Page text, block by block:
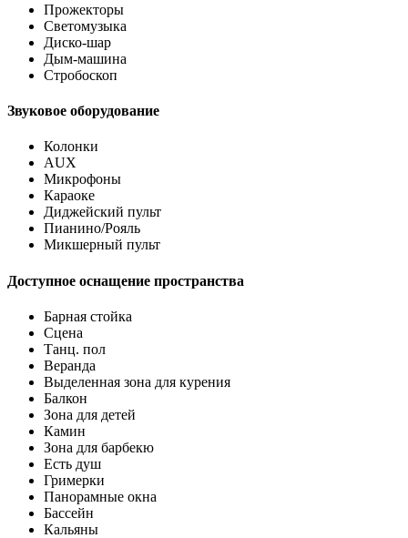
Прожекторы
Светомузыка
Диско-шар
Дым-машина
Стробоскоп
Звуковое оборудование
Колонки
AUX
Микрофоны
Караоке
Диджейский пульт
Пианино/Рояль
Микшерный пульт
Доступное оснащение пространства
Барная стойка
Сцена
Танц. пол
Веранда
Выделенная зона для курения
Балкон
Зона для детей
Камин
Зона для барбекю
Есть душ
Гримерки
Панорамные окна
Бассейн
Кальяны